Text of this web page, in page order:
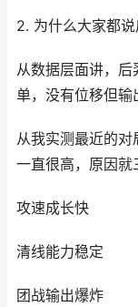
2. 为什么大家都
从数据层面讲，后
单，没有位移但输
从我实测最近的
一直很高，原因就
攻速成长快
清线能力稳定
团战输出爆炸